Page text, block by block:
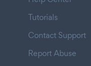
Tutorials
Contact Support
Report Abuse